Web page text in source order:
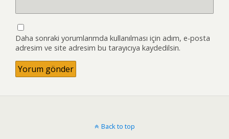
Daha sonraki yorumlarımda kullanılması için adım, e-posta
adresim ve site adresim bu tarayıcıya kaydedilsin.
Back to top